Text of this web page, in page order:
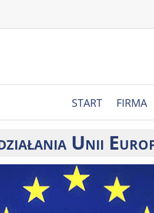
START FIRMA
Unii